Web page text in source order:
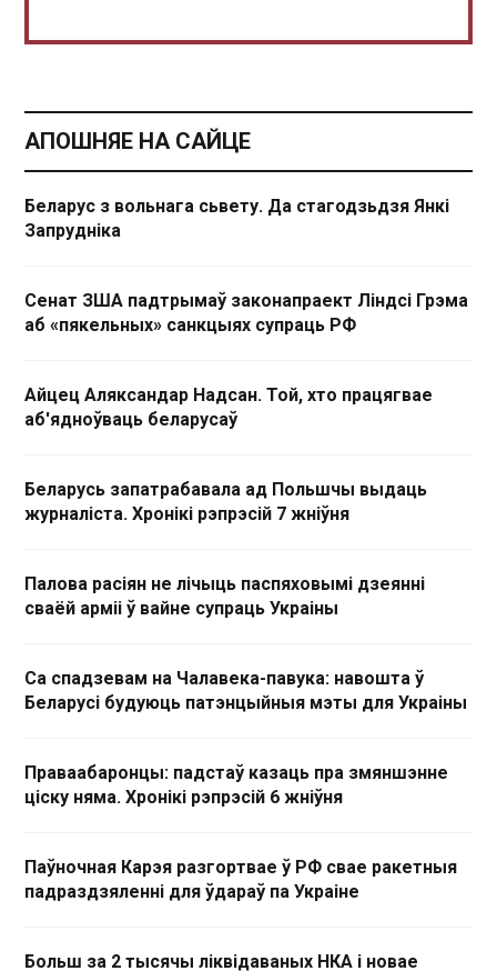
АПОШНЯЕ НА САЙЦЕ
Беларус з вольнага сьвету. Да стагодзьдзя Янкі
Запрудніка
Сенат ЗША падтрымаў законапраект Ліндсі Грэма
аб «пякельных» санкцыях супраць РФ
Айцец Аляксандар Надсан. Той, хто працягвае
аб'ядноўваць беларусаў
Беларусь запатрабавала ад Польшчы выдаць
журналіста. Хронікі рэпрэсій 7 жніўня
Палова расіян не лічыць паспяховымі дзеянні
сваёй арміі ў вайне супраць Украіны
Са спадзевам на Чалавека-павука: навошта ў
Беларусі будуюць патэнцыйныя мэты для Украіны
Праваабаронцы: падстаў казаць пра змяншэнне
ціску няма. Хронікі рэпрэсій 6 жніўня
Паўночная Карэя разгортвае ў РФ свае ракетныя
падраздзяленні для ўдараў па Украіне
Больш за 2 тысячы ліквідаваных НКА і новае